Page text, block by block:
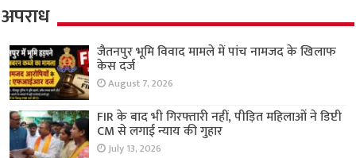
अपराध
जैतनपुर भूमि विवाद मामले में पांच नामजद के खिलाफ
केस दर्ज
August 7, 2026
FIR के बाद भी गिरफ्तारी नहीं, पीड़ित महिलाओं ने डिप्टी
CM से लगाई न्याय की गुहार
July 13, 2026